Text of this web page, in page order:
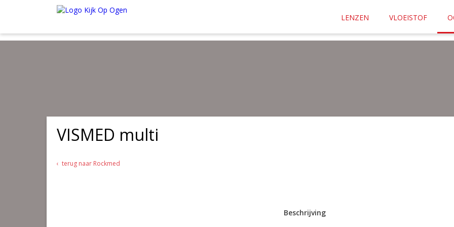
LENZEN VLOEISTOF
Wij verzenden al onze kwaliteitsproducten in de webshop
VISMED multi
terug naar Rockmed
Beschrijving